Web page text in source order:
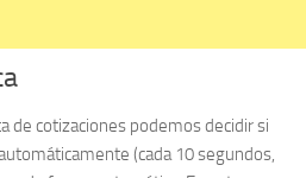
de cotizaciones podemos decidir si
(cada 10 segundos,